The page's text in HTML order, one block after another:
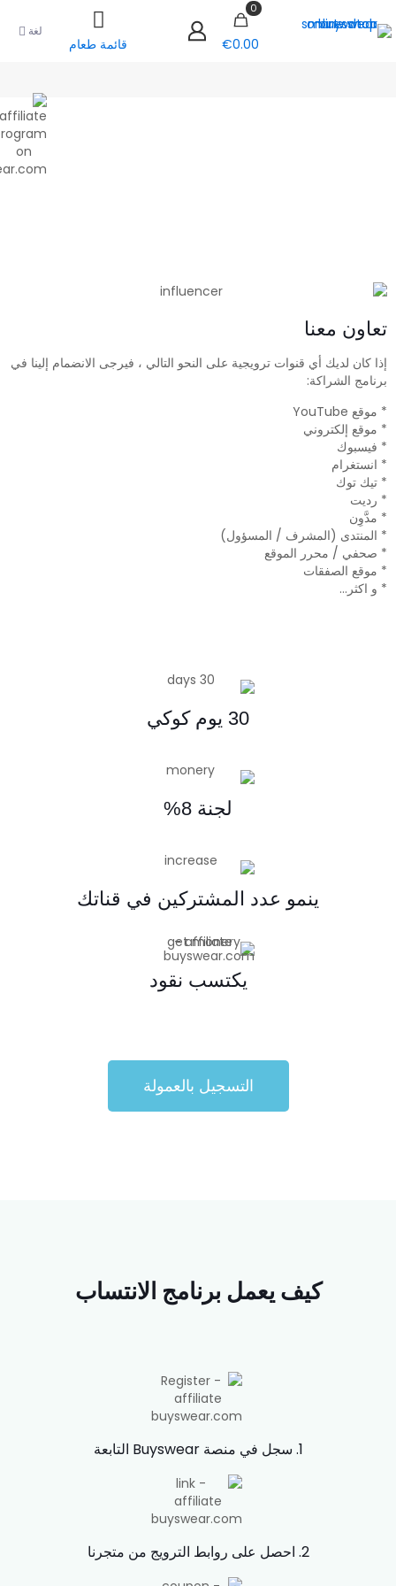
0
€0.00 قائمة طعام
لغة
تعاون معنا
إذا كان لديك أي قنوات ترويجية على النحو التالي ، فيرجى الانضمام إلينا في
برنامج الشراكة:
* موقع YouTube
* موقع إلكتروني
* فيسبوك
* انستغرام
* تيك توك
* رديت
* مدَّوِن
* المنتدى (المشرف / المسؤول)
* صحفي / محرر الموقع
* موقع الصفقات
* و اكثر…
30 يوم كوكي
لجنة 8%
ينمو عدد المشتركين في قناتك
يكتسب نقود
التسجيل بالعمولة
كيف يعمل برنامج الانتساب
1. سجل في منصة Buyswear التابعة
2. احصل على روابط الترويج من متجرنا